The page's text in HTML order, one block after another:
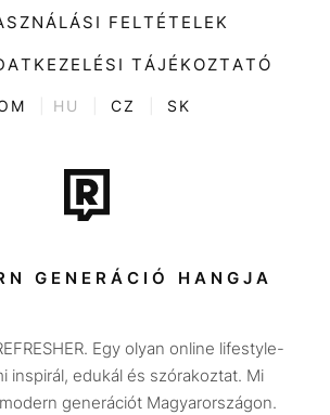
Divat
Kultúra
ENTR
Tech-Tudomány
Sport
Társadalom
Utazás
Életmód
FELTÉTELEK
TÁJÉKOZTATÓ
HU CZ SK
GENERÁCIÓ HANGJA
Egy olyan online lifestyle-
inspirál, edukál és szórakoztat. Mi
generációt Magyarországon.